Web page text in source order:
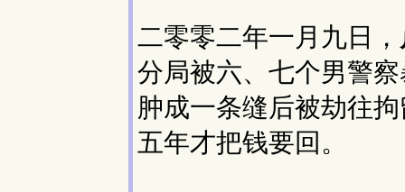
二零零二年一月九日，
分局被六、七个男警
肿成一条缝后被劫往
五年才把钱要回。